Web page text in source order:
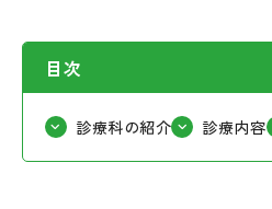
目次
診療科の紹介 診療内容